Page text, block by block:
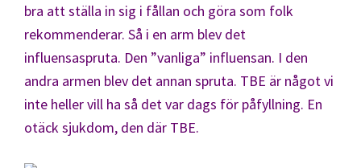
bra att ställa in sig i fållan och göra som folk
rekommenderar. Så i en arm blev det
influensaspruta. Den ”vanliga” influensan. I den
andra armen blev det annan spruta. TBE är något vi
inte heller vill ha så det var dags för påfyllning. En
otäck sjukdom, den där TBE.